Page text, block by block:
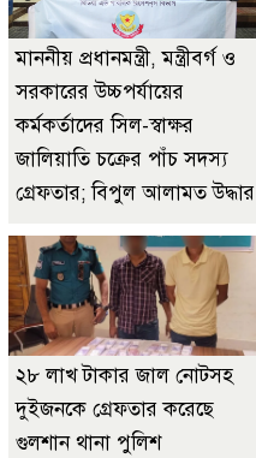
মাননীয় প্রধানমন্ত্রী, মন্ত্রীবর্গ ও
সরকারের উচ্চপর্যায়ের
কর্মকর্তাদের সিল-স্বাক্ষর
জালিয়াতি চক্রের পাঁচ সদস্য
গ্রেফতার; বিপুল আলামত উদ্ধার
২৮ লাখ টাকার জাল নোটসহ
দুইজনকে গ্রেফতার করেছে
গুলশান থানা পুলিশ